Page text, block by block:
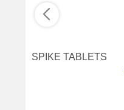
SPIKE TABLETS